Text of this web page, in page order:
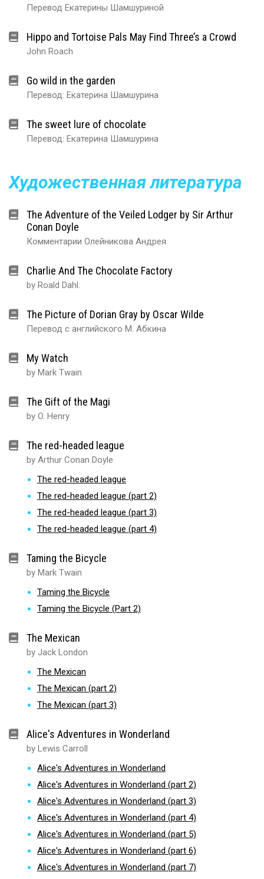
Перевод Екатерины Шамшуриной
Hippo and Tortoise Pals May Find Three’s a Crowd
John Roach
Go wild in the garden
Перевод: Екатерина Шамшурина
The sweet lure of chocolate
Перевод: Екатерина Шамшурина
Художественная литература
The Adventure of the Veiled Lodger by Sir Arthur
Conan Doyle
Комментарии Олейникова Андрея
Charlie And The Chocolate Factory
by Roald Dahl.
The Picture of Dorian Gray by Oscar Wilde
Перевод с английского М. Абкина
My Watch
by Mark Twain
The Gift of the Magi
by O. Henry
The red-headed league
by Arthur Conan Doyle
The red-headed league
The red-headed league (part 2)
The red-headed league (part 3)
The red-headed league (part 4)
Taming the Bicycle
by Mark Twain
Taming the Bicycle
Taming the Bicycle (Part 2)
The Mexican
by Jack London
The Mexican
The Mexican (part 2)
The Mexican (part 3)
Alice's Adventures in Wonderland
by Lewis Carroll
Alice's Adventures in Wonderland
Alice's Adventures in Wonderland (part 2)
Alice's Adventures in Wonderland (part 3)
Alice's Adventures in Wonderland (part 4)
Alice's Adventures in Wonderland (part 5)
Alice's Adventures in Wonderland (part 6)
Alice's Adventures in Wonderland (part 7)